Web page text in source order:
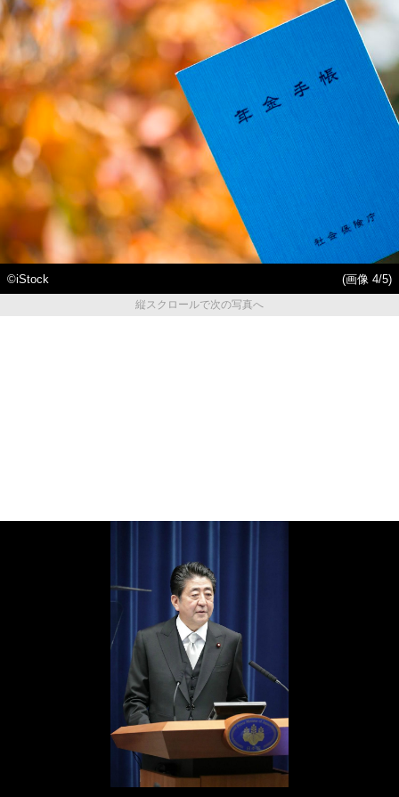
©iStock
(画像 4/5)
縦スクロールで次の写真へ